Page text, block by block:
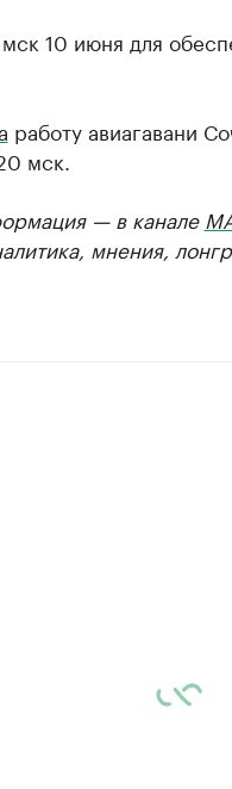
10 июня для
работу авиагавани
мск.
— в канале
мнения,